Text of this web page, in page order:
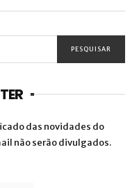
das novidades do
não serão divulgados.